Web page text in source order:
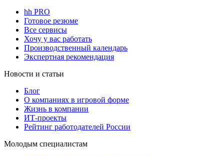
hh PRO
Готовое резюме
Все сервисы
Хочу у вас работать
Производственный календарь
Экспертная рекомендация
Новости и статьи
Блог
О компаниях в игровой форме
Жизнь в компании
ИТ-проекты
Рейтинг работодателей России
Молодым специалистам